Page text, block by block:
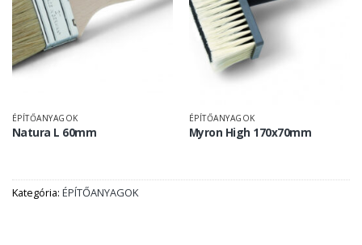
ÉPÍTŐANYAGOK
Natura L 60mm
ÉPÍTŐANYAGOK
Myron High 170x70mm
Kategória: ÉPÍTŐANYAGOK